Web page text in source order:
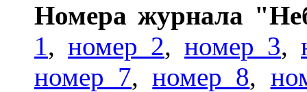
Номера журнала
1, номер 2, номер 3,
номер 7,номер 8,